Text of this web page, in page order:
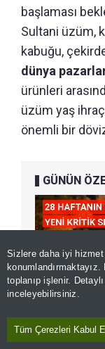
Sizlere daha iyi hizmet
toplanıp işlenir.
inceleyebilirsiniz.
Tüm Çerezleri Kabul
başlaması
Sultani üzüm,
kabuğu,
dünya
ürünleri
üzüm yaş
önemli bir
GÜNÜN